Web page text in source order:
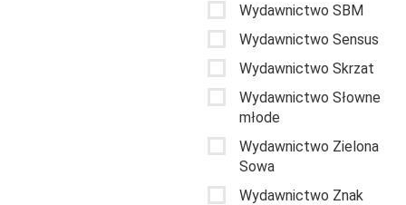
Wydawnictwo SBM
Wydawnictwo Sensus
Wydawnictwo Skrzat
Wydawnictwo Słowne
młode
Wydawnictwo Zielona
Sowa
Wydawnictwo Znak